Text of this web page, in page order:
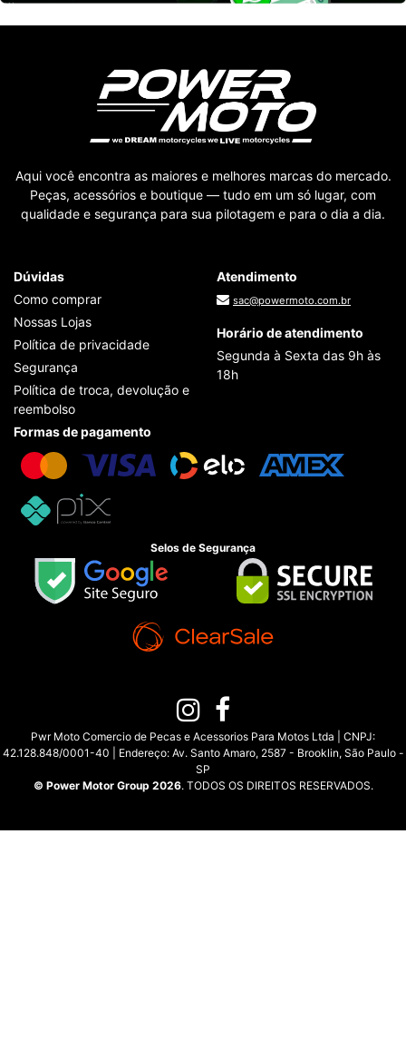
Aqui você encontra as maiores e melhores marcas do mercado.
Peças, acessórios e boutique — tudo em um só lugar, com
qualidade e segurança para sua pilotagem e para o dia a dia.
Dúvidas
Como comprar
Nossas Lojas
Política de privacidade
Segurança
Política de troca, devolução e
reembolso
Atendimento
sac@powermoto.com.br
Horário de atendimento
Segunda à Sexta das 9h às
18h
Formas de pagamento
Selos de Segurança
Pwr Moto Comercio de Pecas e Acessorios Para Motos Ltda | CNPJ:
42.128.848/0001-40 | Endereço: Av. Santo Amaro, 2587 - Brooklin, São Paulo -
SP
© Power Motor Group 2026. TODOS OS DIREITOS RESERVADOS.